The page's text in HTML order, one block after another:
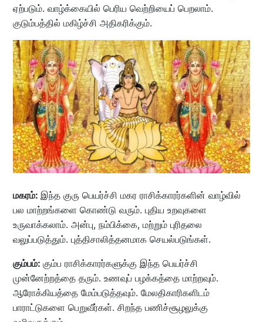
ஏற்படும். வாழ்க்கையில் பெரிய வெற்றியைப் பெறலாம்.
குடும்பத்தில் மகிழ்ச்சி அதிகரிக்கும்.
மகரம்: இந்த குரு பெயர்ச்சி மகர ராசிக்காரர்களின் வாழ்வில்
பல மாற்றங்களை கொண்டு வரும். புதிய உறவுகளை
உருவாக்கலாம். அன்பு, நம்பிக்கை, மற்றும் புரிதலை
வலுப்படுத்தும். புத்திசாலித்தனமாக செயல்படுங்கள்.
கும்பம்: கும்ப ராசிக்காரர்களுக்கு இந்த பெயர்ச்சி
முன்னேற்றத்தை தரும். உணவுப் பழக்கத்தை மாற்றவும்.
ஆரோக்கியத்தை மேம்படுத்தவும். மேலதிகாரிகளிடம்
பாராட்டுகளை பெறுவீர்கள். சிறந்த பணிச்சூழலுக்கு